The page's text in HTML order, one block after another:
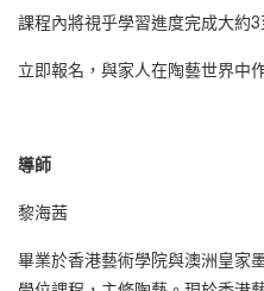
課程內將視乎學習進度完成大約3
立即報名，與家人在陶藝世界中
導師
黎海茜
畢業於香港藝術學院與澳洲皇家